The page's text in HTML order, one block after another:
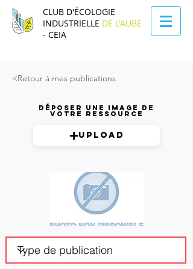
CLUB D'ÉCOLOGIE
INDUSTRIELLE DE L'AUBE
- CEIA
<Retour à mes publications
Déposer une image de
votre ressource
Upload